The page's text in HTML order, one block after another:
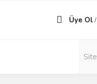
Üye Ol /